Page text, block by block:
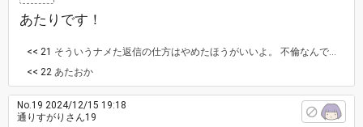
あたりです！
<< 21 そういうナメた返信の仕方はやめたほうがいいよ。 不倫なんでしょ？本当はどっち側なの？ 男側なら、妻子持ちならもう不倫やめる気はないのか？それとも本当は女側なのか？
<< 22 あたおか
No.19 2024/12/15 19:18
通りすがりさん19